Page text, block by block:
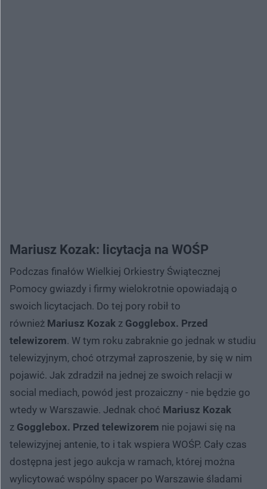
Mariusz Kozak: licytacja na WOŚP
Podczas finałów Wielkiej Orkiestry Świątecznej
Pomocy gwiazdy i firmy wielokrotnie opowiadają o
swoich licytacjach. Do tej pory robił to
również Mariusz Kozak z Gogglebox. Przed
telewizorem. W tym roku zabraknie go jednak w studiu
telewizyjnym, choć otrzymał zaproszenie, by się w nim
pojawić. Jak zdradził na jednej ze swoich relacji w
social mediach, powód jest prozaiczny - nie będzie go
wtedy w Warszawie. Jednak choć Mariusz Kozak
z Gogglebox. Przed telewizorem nie pojawi się na
telewizyjnej antenie, to i tak wspiera WOŚP. Cały czas
dostępna jest jego aukcja w ramach, której można
wylicytować wspólny spacer po Warszawie śladami